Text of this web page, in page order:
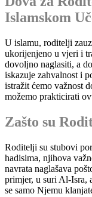
Islamskom
U islamu, roditelji
ukorijenjeno u vjeri i
dovoljno naglasiti, a
iskazuje zahvalnost i
istražit ćemo važnost
možemo prakticirati
Zašto su
Roditelji su stubovi
hadisima, njihova
navrata naglašava
primjer, u suri Al-Isra,
se samo Njemu